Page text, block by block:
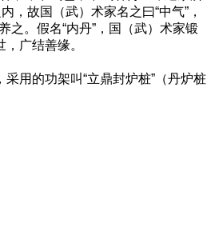
，故国（武）术家名之曰“中气”，
之。假名“内丹”，国（武）术家锻
广结善缘。
用的功架叫“立鼎封炉桩”（丹炉桩